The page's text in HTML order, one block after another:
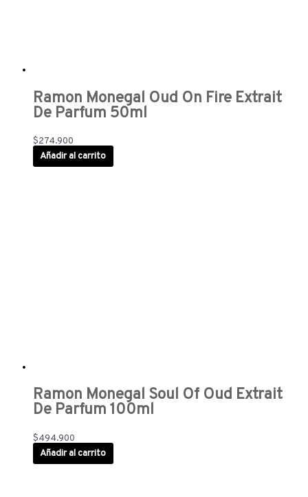
Ramon Monegal Oud On Fire Extrait
De Parfum 50ml
$274.900
Añadir al carrito
Ramon Monegal Soul Of Oud Extrait
De Parfum 100ml
$494.900
Añadir al carrito